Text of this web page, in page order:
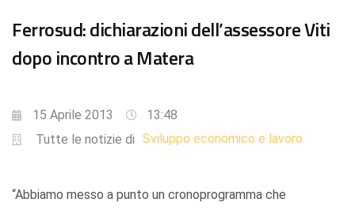
Ferrosud: dichiarazioni dell’assessore Viti
dopo incontro a Matera
15 Aprile 2013
13:48
Tutte le notizie di Sviluppo economico e lavoro
“Abbiamo messo a punto un cronoprogramma che